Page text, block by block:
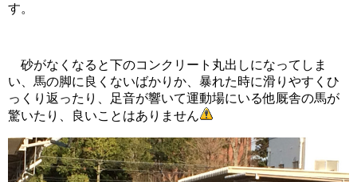
す。
砂がなくなると下のコンクリート丸出しになってしま
い、馬の脚に良くないばかりか、暴れた時に滑りやすくひ
っくり返ったり、足音が響いて運動場にいる他厩舎の馬が
驚いたり、良いことはありません